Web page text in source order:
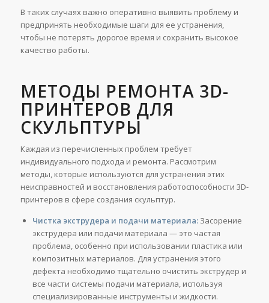
В таких случаях важно оперативно выявить проблему и
предпринять необходимые шаги для ее устранения,
чтобы не потерять дорогое время и сохранить высокое
качество работы.
МЕТОДЫ РЕМОНТА 3D-
ПРИНТЕРОВ ДЛЯ
СКУЛЬПТУРЫ
Каждая из перечисленных проблем требует
индивидуального подхода и ремонта. Рассмотрим
методы, которые используются для устранения этих
неисправностей и восстановления работоспособности 3D-
принтеров в сфере создания скульптур.
Чистка экструдера и подачи материала:Засорение
экструдера или подачи материала — это частая
проблема, особенно при использовании пластика или
композитных материалов. Для устранения этого
дефекта необходимо тщательно очистить экструдер и
все части системы подачи материала, используя
специализированные инструменты и жидкости.